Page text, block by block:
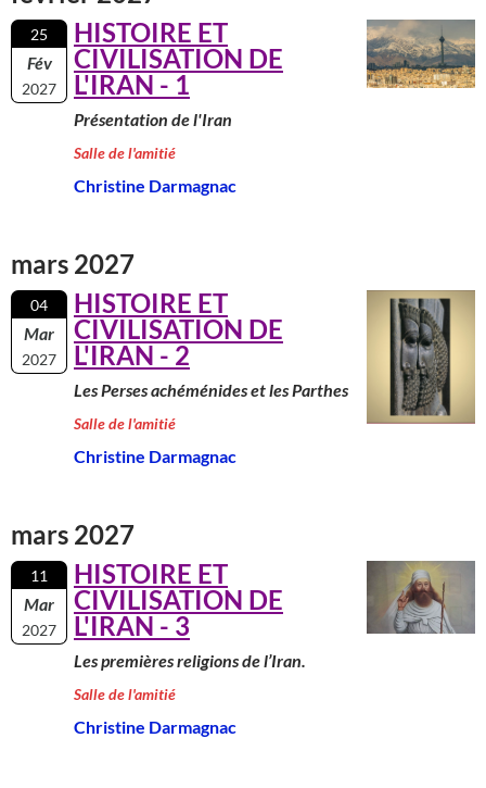
25
Fév
2027
HISTOIRE ET
CIVILISATION DE
L'IRAN - 1
Présentation de l'Iran
Salle de l'amitié
Christine Darmagnac
mars 2027
04
Mar
2027
HISTOIRE ET
CIVILISATION DE
L'IRAN - 2
Les Perses achéménides et les Parthes
Salle de l'amitié
Christine Darmagnac
mars 2027
11
Mar
2027
HISTOIRE ET
CIVILISATION DE
L'IRAN - 3
Les premières religions de l’Iran.
Salle de l'amitié
Christine Darmagnac